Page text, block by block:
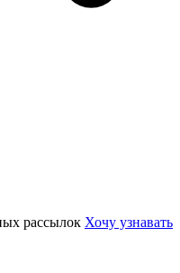
рассылок Хочу узнавать